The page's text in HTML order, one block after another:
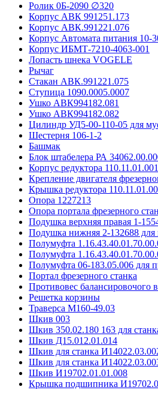
Ролик 0Б-2090 ∅320
Корпус АВК 991251.173
Корпус АВК.991221.076
Корпус Автомата питания 10-
Корпус ИБМТ-7210-4063-001
Лопасть шнека VOGELE
Рычаг
Стакан АВК.991221.075
Ступица 1090.0005.0007
Ушко АВК994182.081
Ушко АВК994182.082
Цилиндр УД5-00-110-05 для
Шестерня 106-1-2
Башмак
Блок штабелера РА
Корпус редуктора 110.11.01.001
Крепление двигателя
Крышка редуктора
Опора 1227213
Опора портала фрезерного
Подушка верхняя правая 1-
Подушка нижняя 2-132688 для
Полумуфта
Полумуфта
Полумуфта 06-183.05.006 для
Портал фрезерного станка
Противовес балансировочого
Решетка корзины
Траверса М160-49.03
Шкив 003
Шкив 350.02.180 163 для
Шкив Д15.012.01.014
Шкив для станка
Шкив для станка
Шкив И19702.01.01.008
Крышка подшипника